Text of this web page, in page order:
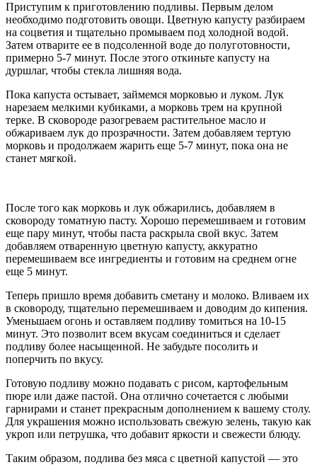
Приступим к приготовлению подливы. Первым делом
необходимо подготовить овощи. Цветную капусту разбираем
на соцветия и тщательно промываем под холодной водой.
Затем отварите ее в подсоленной воде до полуготовности,
примерно 5-7 минут. После этого откиньте капусту на
дуршлаг, чтобы стекла лишняя вода.
Пока капуста остывает, займемся морковью и луком. Лук
нарезаем мелкими кубиками, а морковь трем на крупной
терке. В сковороде разогреваем растительное масло и
обжариваем лук до прозрачности. Затем добавляем тертую
морковь и продолжаем жарить еще 5-7 минут, пока она не
станет мягкой.
После того как морковь и лук обжарились, добавляем в
сковороду томатную пасту. Хорошо перемешиваем и готовим
еще пару минут, чтобы паста раскрыла свой вкус. Затем
добавляем отваренную цветную капусту, аккуратно
перемешиваем все ингредиенты и готовим на среднем огне
еще 5 минут.
Теперь пришло время добавить сметану и молоко. Вливаем их
в сковороду, тщательно перемешиваем и доводим до кипения.
Уменьшаем огонь и оставляем подливу томиться на 10-15
минут. Это позволит всем вкусам соединиться и сделает
подливу более насыщенной. Не забудьте посолить и
поперчить по вкусу.
Готовую подливу можно подавать с рисом, картофельным
пюре или даже пастой. Она отлично сочетается с любыми
гарнирами и станет прекрасным дополнением к вашему столу.
Для украшения можно использовать свежую зелень, такую как
укроп или петрушка, что добавит яркости и свежести блюду.
Таким образом, подлива без мяса с цветной капустой — это